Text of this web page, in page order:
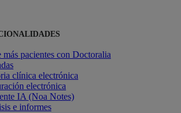
más pacientes con Doctoralia
clínica electrónica
electrónica
IA (Noa Notes)
e informes